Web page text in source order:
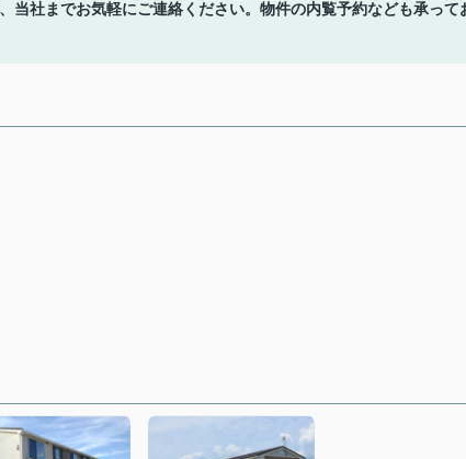
当社までお気軽にご連絡ください。物件の内覧予約なども承って